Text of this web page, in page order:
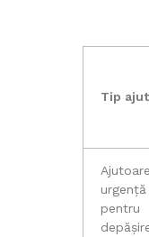
Tip
urgență
pentru